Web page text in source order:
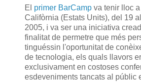
El primer BarCamp va tenir lloc
Califòrnia (Estats Units), del 19
2005, i va ser una iniciativa
finalitat de permetre que més
tinguéssin l'oportunitat de
de tecnologia, els quals llavors
exclusivament en costoses
esdeveniments tancats al públic